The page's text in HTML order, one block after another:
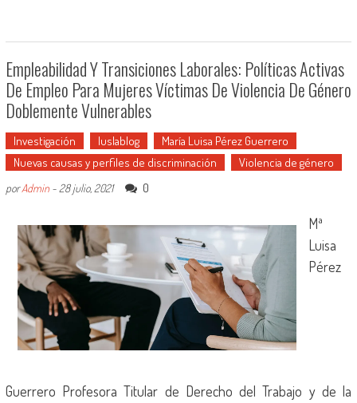
Empleabilidad Y Transiciones Laborales: Políticas Activas
De Empleo Para Mujeres Víctimas De Violencia De Género
Doblemente Vulnerables
Investigación Iuslablog
María Luisa Pérez Guerrero
Nuevas causas y perfiles de discriminación
Violencia de género
porAdmin- 28 julio, 2021 0
Mª
Luisa
Pérez
Guerrero Profesora Titular de Derecho del Trabajo y de la